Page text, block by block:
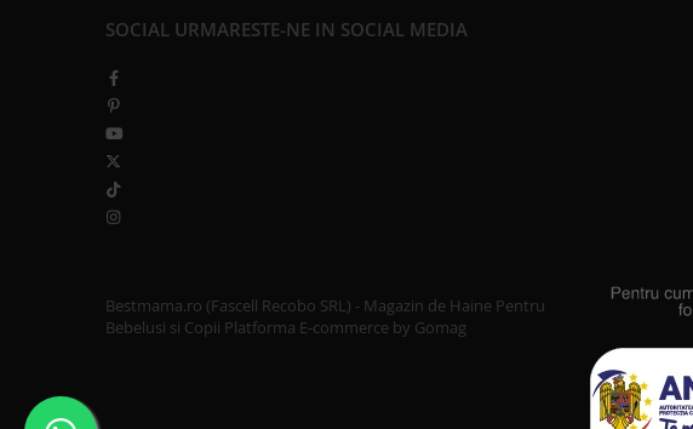
SOCIAL URMARESTE-NE IN SOCIAL MEDIA
Bestmama.ro (Fascell Recobo SRL) - Magazin de Haine Pentru
Bebelusi si Copii Platforma E-commerce by Gomag